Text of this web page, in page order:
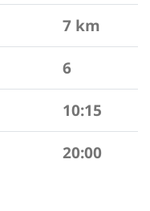
7 km
6
10:15
20:00